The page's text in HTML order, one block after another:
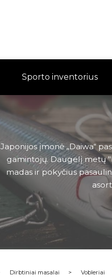
Sporto inventorius
Japonijos įmonė „Daiwa“
gamintojų. Daugelį metų
madas ir pokyčius
Dirbtiniai masalai Vobleriai